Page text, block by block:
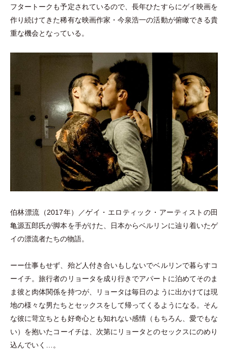
フタートークも予定されているので、長年ひたすらにゲイ映画を
作り続けてきた稀有な映画作家 ・今泉浩一の活動が俯瞰できる貴
重な機会となっている。
伯林漂流 （2017年） ／ゲイ ・ エロティック ・ アーティストの田
亀源五郎氏が脚本を手がけた、日本からベルリンに辿り着いたゲ
イの漂流者たちの物語。
ーー仕事もせず、殆ど人付き合いもしないでベルリンで暮らすコ
ーイチ。旅行者のリョータを成り行きでアパートに泊めてそのま
ま彼と肉体関係を持つが、リョータは毎日のように出かけては現
地の様々な男たちとセックスをして帰ってくるようになる。そん
な彼に苛立ちとも好奇心とも知れない感情 （ もちろん、愛でもな
い） を抱いたコーイチは、次第にリョータとのセックスにのめり
込んでいく…。